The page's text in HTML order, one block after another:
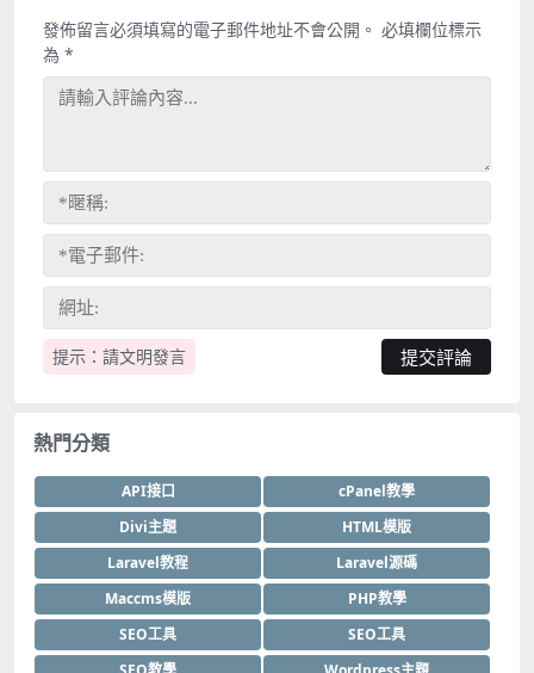
提示：請文明發言
發佈留言必須填寫的電子郵件地址不會公開。 必填欄位標示
為 *
熱門分類
API接口
cPanel教學
Divi主題
HTML模版
Laravel教程
Laravel源碼
Maccms模版
PHP教學
SEO工具
SEO工具